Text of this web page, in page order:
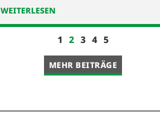
WEITERLESEN
1 2 3 4 5
MEHR BEITRÄGE